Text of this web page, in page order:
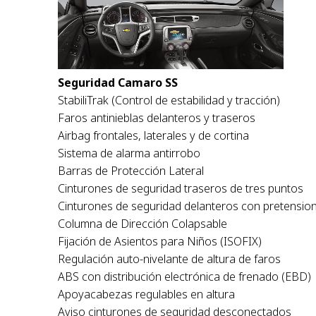
Seguridad Camaro SS
StabiliTrak (Control de estabilidad y tracción)
Faros antinieblas delanteros y traseros
Airbag frontales, laterales y de cortina
Sistema de alarma antirrobo
Barras de Protección Lateral
Cinturones de seguridad traseros de tres puntos
Cinturones de seguridad delanteros con
Columna de Dirección Colapsable
Fijación de Asientos para Niños (ISOFIX)
Regulación auto-nivelante de altura de faros
ABS con distribución electrónica de frenado (EBD)
Apoyacabezas regulables en altura
Aviso cinturones de seguridad desconectados